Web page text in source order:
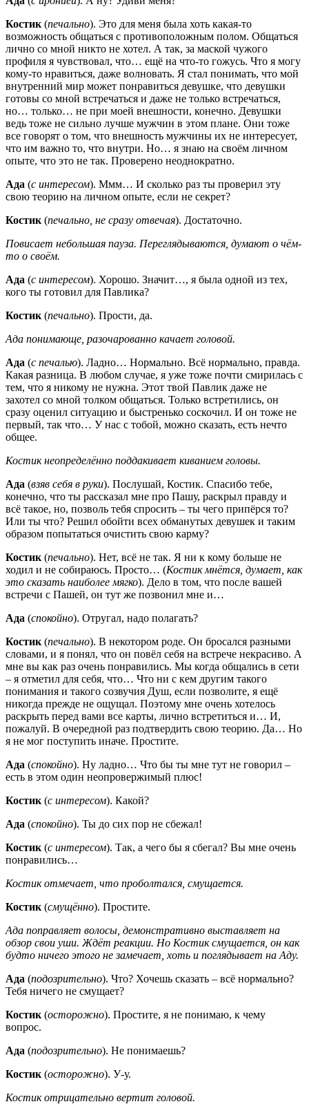
Костик (печально). Это для меня была хоть какая-то
возможность общаться с противоположным полом. Общаться
лично со мной никто не хотел. А так, за маской чужого
профиля я чувствовал, что… ещё на что-то гожусь. Что я могу
кому-то нравиться, даже волновать. Я стал понимать, что мой
внутренний мир может понравиться девушке, что девушки
готовы со мной встречаться и даже не только встречаться,
но… только… не при моей внешности, конечно. Девушки
ведь тоже не сильно лучше мужчин в этом плане. Они тоже
все говорят о том, что внешность мужчины их не интересует,
что им важно то, что внутри. Но… я знаю на своём личном
опыте, что это не так. Проверено неоднократно.
Ада (с интересом). Ммм… И сколько раз ты проверил эту
свою теорию на личном опыте, если не секрет?
Костик (печально, не сразу отвечая). Достаточно.
Повисает небольшая пауза. Переглядываются, думают о чём-
то о своём.
Ада (с интересом). Хорошо. Значит…, я была одной из тех,
кого ты готовил для Павлика?
Костик (печально). Прости, да.
Ада понимающе, разочарованно качает головой.
Ада (с печалью). Ладно… Нормально. Всё нормально, правда.
Какая разница. В любом случае, я уже тоже почти смирилась с
тем, что я никому не нужна. Этот твой Павлик даже не
захотел со мной толком общаться. Только встретились, он
сразу оценил ситуацию и быстренько соскочил. И он тоже не
первый, так что… У нас с тобой, можно сказать, есть нечто
общее.
Костик неопределённо поддакивает киванием головы.
Ада (взяв себя в руки). Послушай, Костик. Спасибо тебе,
конечно, что ты рассказал мне про Пашу, раскрыл правду и
всё такое, но, позволь тебя спросить – ты чего припёрся то?
Или ты что? Решил обойти всех обманутых девушек и таким
образом попытаться очистить свою карму?
Костик (печально). Нет, всё не так. Я ни к кому больше не
ходил и не собираюсь. Просто… (Костик мнётся, думает, как
это сказать наиболее мягко). Дело в том, что после вашей
встречи с Пашей, он тут же позвонил мне и…
Ада (спокойно). Отругал, надо полагать?
Костик (печально). В некотором роде. Он бросался разными
словами, и я понял, что он повёл себя на встрече некрасиво. А
мне вы как раз очень понравились. Мы когда общались в сети
– я отметил для себя, что… Что ни с кем другим такого
понимания и такого созвучия Душ, если позволите, я ещё
никогда прежде не ощущал. Поэтому мне очень хотелось
раскрыть перед вами все карты, лично встретиться и… И,
пожалуй. В очередной раз подтвердить свою теорию. Да… Но
я не мог поступить иначе. Простите.
Ада (спокойно). Ну ладно… Что бы ты мне тут не говорил –
есть в этом один неопровержимый плюс!
Костик (с интересом). Какой?
Ада (спокойно). Ты до сих пор не сбежал!
Костик (с интересом). Так, а чего бы я сбегал? Вы мне очень
понравились…
Костик отмечает, что проболтался, смущается.
Костик (смущённо). Простите.
Ада поправляет волосы, демонстративно выставляет на
обзор свои уши. Ждёт реакции. Но Костик смущается, он как
будто ничего этого не замечает, хоть и поглядывает на Аду.
Ада (подозрительно). Что? Хочешь сказать – всё нормально?
Тебя ничего не смущает?
Костик (осторожно). Простите, я не понимаю, к чему
вопрос.
Ада (подозрительно). Не понимаешь?
Костик (осторожно). У-у.
Костик отрицательно вертит головой.